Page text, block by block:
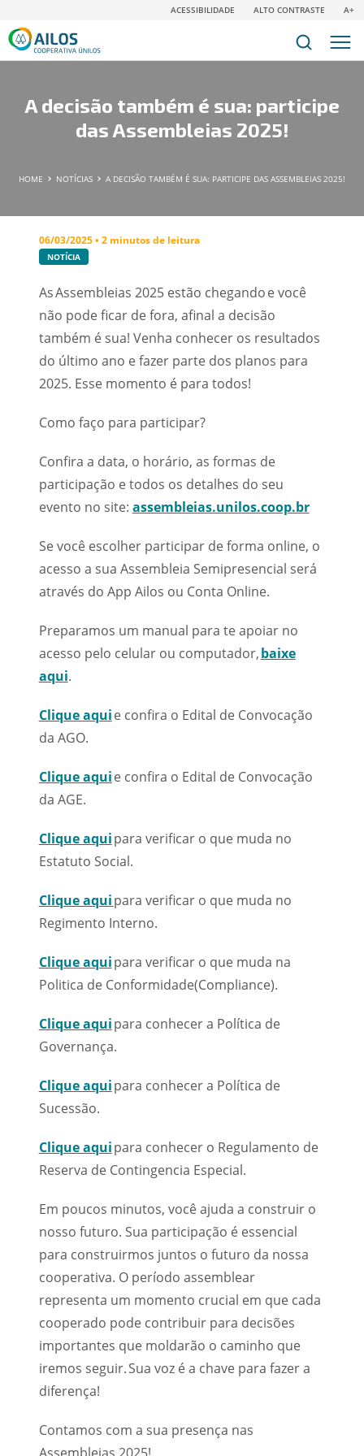
ACESSIBILIDADE ALTO CONTRASTE A+
A decisão também é sua: participe
das Assembleias 2025!
HOME NOTÍCIAS A DECISÃO TAMBÉM É SUA: PARTICIPE DAS ASSEMBLEIAS 2025!
06/03/2025 • 2 minutos de leitura
NOTÍCIA
As Assembleias 2025 estão chegando e você
não pode ficar de fora, afinal a decisão
também é sua! Venha conhecer os resultados
do último ano e fazer parte dos planos para
2025. Esse momento é para todos!
Como faço para participar?
Confira a data, o horário, as formas de
participação e todos os detalhes do seu
evento no site: assembleias.unilos.coop.br
Se você escolher participar de forma online, o
acesso a sua Assembleia Semipresencial será
através do App Ailos ou Conta Online.
Preparamos um manual para te apoiar no
acesso pelo celular ou computador,baixe
aqui.
Clique aquie confira o Edital de Convocação
da AGO.
Clique aquie confira o Edital de Convocação
da AGE.
Clique aquipara verificar o que muda no
Estatuto Social.
Clique aquipara verificar o que muda no
Regimento Interno.
Clique aquipara verificar o que muda na
Politica de Conformidade(Compliance).
Clique aquipara conhecer a Política de
Governança.
Clique aquipara conhecer a Política de
Sucessão.
Clique aquipara conhecer o Regulamento de
Reserva de Contingencia Especial.
Em poucos minutos, você ajuda a construir o
nosso futuro. Sua participação é essencial
para construirmos juntos o futuro da nossa
cooperativa. O período assemblear
representa um momento crucial em que cada
cooperado pode contribuir para decisões
importantes que moldarão o caminho que
iremos seguir. Sua voz é a chave para fazer a
diferença!
Contamos com a sua presença nas